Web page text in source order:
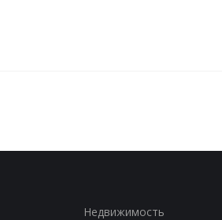
Недвижимость